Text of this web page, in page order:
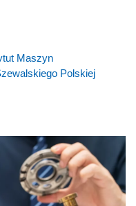
Maszyn
Polskiej